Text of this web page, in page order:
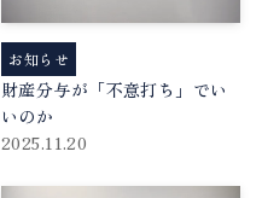
財産分与が「不意打ち」でい
いのか
2025.11.20
お知らせ